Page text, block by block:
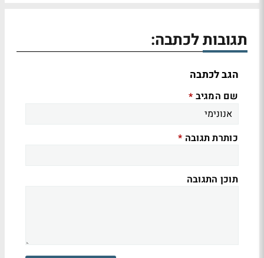
תגובות לכתבה:
הגב לכתבה
שם המגיב *
כותרת תגובה *
תוכן התגובה